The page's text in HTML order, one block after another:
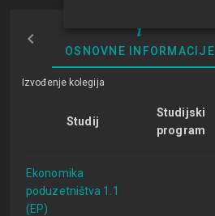
OSNOVNE INFORMACIJE
Izvođenje kolegija
Studij
Studijski
program
Ekonomika
poduzetništva 1.1
(EP)